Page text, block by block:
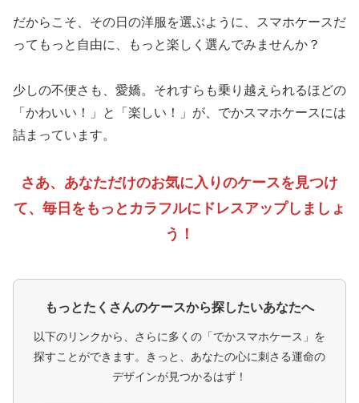
だからこそ、その日の洋服を選ぶように、スマホケースだ
ってもっと自由に、もっと楽しく選んでみませんか？
少しの不便さも、愛嬌。それすらも乗り越えられるほどの
「かわいい！」と「楽しい！」が、でかスマホケースには
詰まっています。
さあ、あなただけのお気に入りのケースを見つけ
て、毎日をもっとカラフルにドレスアップしましょ
う！
もっとたくさんのケースから探したいあなたへ
以下のリンクから、さらに多くの「でかスマホケース」を
探すことができます。きっと、あなたの心に刺さる運命の
デザインが見つかるはず！